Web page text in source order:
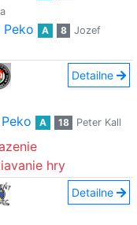
Peko A 8
Jozef
Detailne
A 18 Peter Kall
hry
Detailne